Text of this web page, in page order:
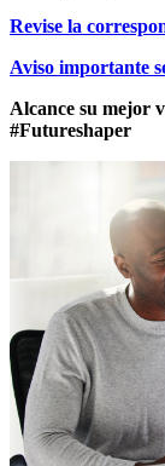
Revise la
Aviso importante
Alcance su mejor
#Futureshaper